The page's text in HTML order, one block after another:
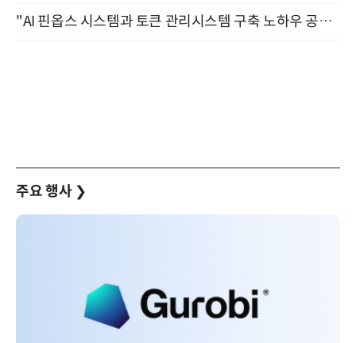
"AI 핀옵스 시스템과 토큰 관리시스템 구축 노하우 공개" 잠실 한국광고문화회관 2층 대회의실 (8/21)
주요 행사 ❯